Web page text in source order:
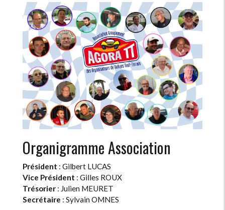
Organigramme Association
Président : Gilbert LUCAS
Vice Président : Gilles ROUX
Trésorier : Julien MEURET
Secrétaire : Sylvain OMNES